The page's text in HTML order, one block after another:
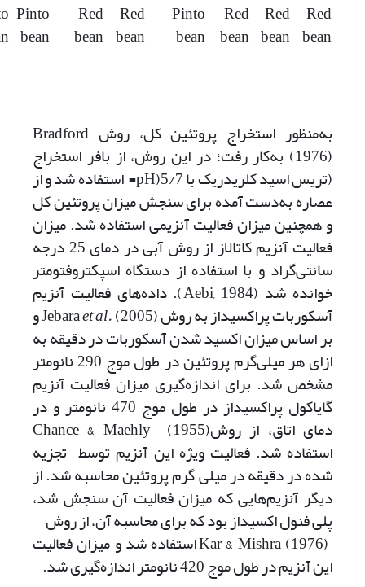
Red
bean
Red
bean
Red
bean
Pinto
bean
Red
bean
Red
bean
Pinto
bean
به‌منظور استخراج پروتئین کل، روش Bradford
(1976) به‌کار رفت؛ در این روش، از بافر استخراج
(تریس اسید کلریدریک با 5/7(pH= استفاده شد و از
عصاره به‌دست آمده برای سنجش میزان پروتئین کل
و همچنین میزان فعالیت آنزیمی استفاده شد. میزان
فعالیت آنزیم‌ کاتالاز از روش آبی در دمای 25 درجه
سانتی‌گراد و با استفاده از دستگاه اسپکتروفتومتر
خوانده شد (Aebi, 1984). داده‌های فعالیت آنزیم
آسکوربات پراکسیداز به روش Jebara et al. (2005) و
بر اساس میزان اکسید شدن آسکوربات در دقیقه به
ازای هر میلی‌گرم پروتئین در طول موج 290 نانومتر
مشخص شد. برای اندازه‌گیری میزان فعالیت آنزیم
گایاکول پراکسیداز در طول موج 470 نانومتر و در
دمای اتاق، از روشChance & Maehly (1955)
استفاده شد. فعالیت ویژه این آنزیم توسط تجزیه
شده در دقیقه در میلی گرم پروتئین محاسبه شد. از
دیگر آنزیم‌هایی که میزان فعالیت آن سنجش شد،
پلی فنول اکسیداز بود که برای محاسبه آن، از روش
Kar & Mishra (1976) استفاده شد و میزان فعالیت
این آنزیم در طول موج 420 نانومتر اندازه‌گیری شد.